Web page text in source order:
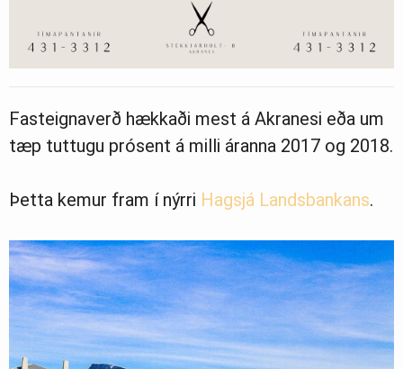
Fasteignaverð hækkaði mest á Akranesi eða um
tæp tuttugu prósent á milli áranna 2017 og 2018.
Þetta kemur fram í nýrri Hagsjá Landsbankans.